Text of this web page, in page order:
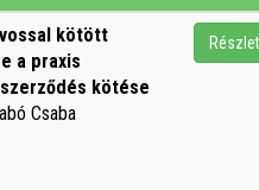
kötött
a praxis
kötése
Csaba